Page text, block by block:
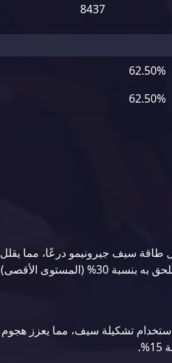
8437
62.50%
62.50%
طاقة سيف جيرونيمو درعًا، مما يقلل
30% (المستوى الأقصى).
تشكيلة سيف، مما يعزز هجوم